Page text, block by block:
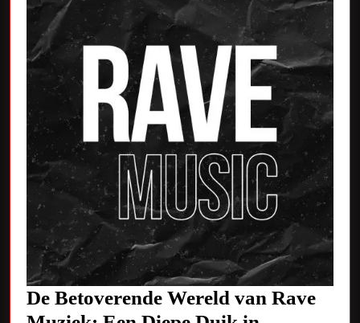
De Betoverende Wereld van Rave